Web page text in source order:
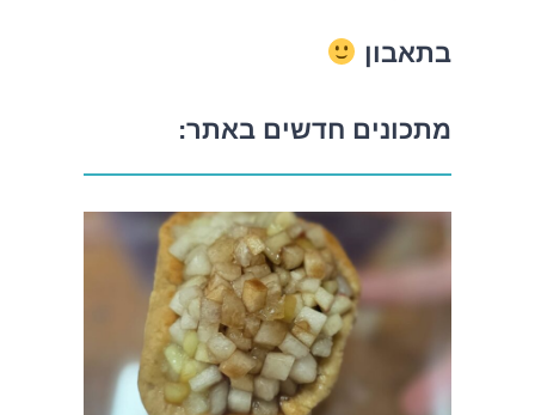
בתאבון
מתכונים חדשים באתר: